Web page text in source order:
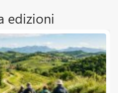
edizioni